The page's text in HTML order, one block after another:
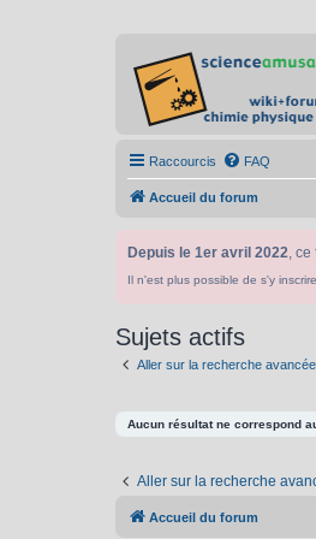
Raccourcis FAQ
Accueil du forum
Depuis le 1er avril 2022, ce
Il n'est plus possible de s'y
Sujets actifs
Aller sur la recherche avancée
Aucun résultat ne correspond
Aller sur la recherche
Accueil du forum